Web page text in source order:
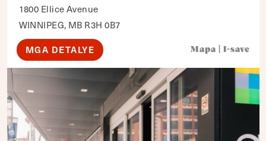
1800 Ellice Avenue
WINNIPEG, MB R3H 0B7
MGA DETALYE Mapa I-save